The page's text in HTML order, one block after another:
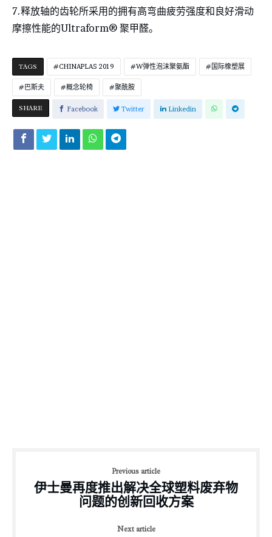
7.释放轴的齿轮所采用的拥有高弯曲疲劳强度和良好滑动
摩擦性能的Ultraform® 聚甲醛。
TAGS CHINAPLAS 2019 W弹性泡沫聚氨酯 国际橡塑展
巴斯夫 概念轮椅 聚酰胺
SHARE Facebook Twitter Linkedin
Previous article
伊士曼再度推出解决全球塑料废弃物
问题的创新回收方案
Next article